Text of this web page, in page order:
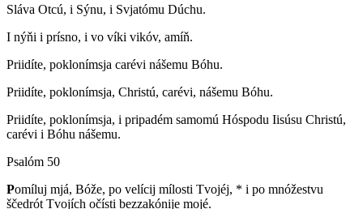
Sláva Otcú, i Sýnu, i Svjatómu Dúchu.
I nýňi i prísno, i vo víki vikóv, amíň.
Priidíte, poklonímsja carévi nášemu Bóhu.
Priidíte, poklonímsja, Christú, carévi, nášemu Bóhu.
Priidíte, poklonímsja, i pripadém samomú Hóspodu Iisúsu Christú,
carévi i Bóhu nášemu.
Psalóm 50
Pomíluj mjá, Bóže, po velícij mílosti Tvojéj, * i po mnóžestvu
ščedrót Tvojích očísti bezzakónije mojé.